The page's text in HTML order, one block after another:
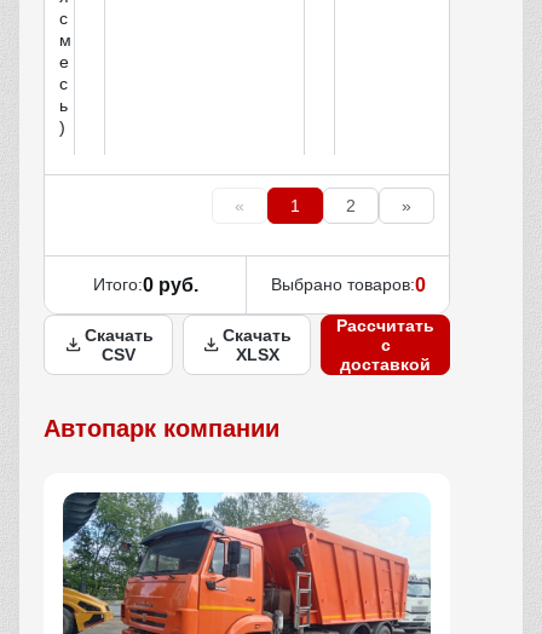
с
м
е
с
ь
)
« 1 2 »
Итого:0 руб. Выбрано товаров:0
Скачать
CSV
Скачать
XLSX
Рассчитать
с
доставкой
Автопарк компании